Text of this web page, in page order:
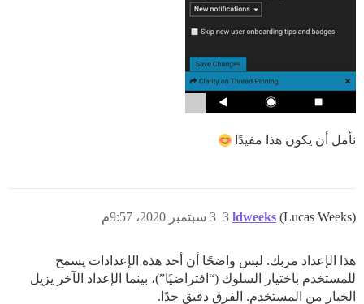
نأمل أن يكون هذا مفيدًا
ldweeks (Lucas Weeks) 3 سبتمبر 2020، 9:57م 3
هذا الإعداد مربك. ليس واضحًا أن أحد هذه الإعدادات يسمح
للمستخدم باختيار السلوك (“افتراضيًا”)، بينما الإعداد الآخر يزيل
الخيار من المستخدم. الفرق دقيق جدًا.